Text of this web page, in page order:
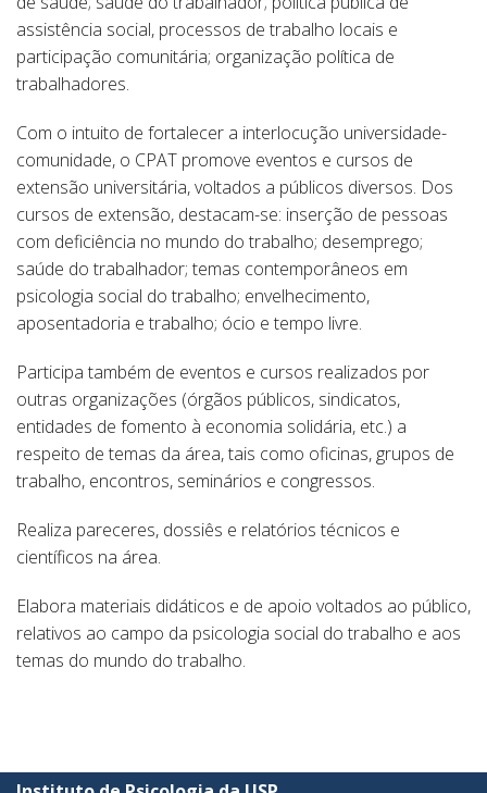
assistência social, processos de trabalho locais e
participação comunitária; organização política de
trabalhadores.
Com o intuito de fortalecer a interlocução universidade-
comunidade, o CPAT promove eventos e cursos de
extensão universitária, voltados a públicos diversos. Dos
cursos de extensão, destacam-se: inserção de pessoas
com deficiência no mundo do trabalho; desemprego;
saúde do trabalhador; temas contemporâneos em
psicologia social do trabalho; envelhecimento,
aposentadoria e trabalho; ócio e tempo livre.
Participa também de eventos e cursos realizados por
outras organizações (órgãos públicos, sindicatos,
entidades de fomento à economia solidária, etc.) a
respeito de temas da área, tais como oficinas, grupos de
trabalho, encontros, seminários e congressos.
Realiza pareceres, dossiês e relatórios técnicos e
científicos na área.
Elabora materiais didáticos e de apoio voltados ao público,
relativos ao campo da psicologia social do trabalho e aos
temas do mundo do trabalho.